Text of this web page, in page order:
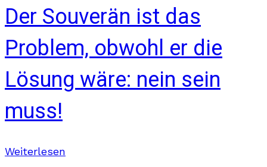
Der Souverän ist das
Problem, obwohl er die
Lösung wäre: nein sein
muss!
Weiterlesen